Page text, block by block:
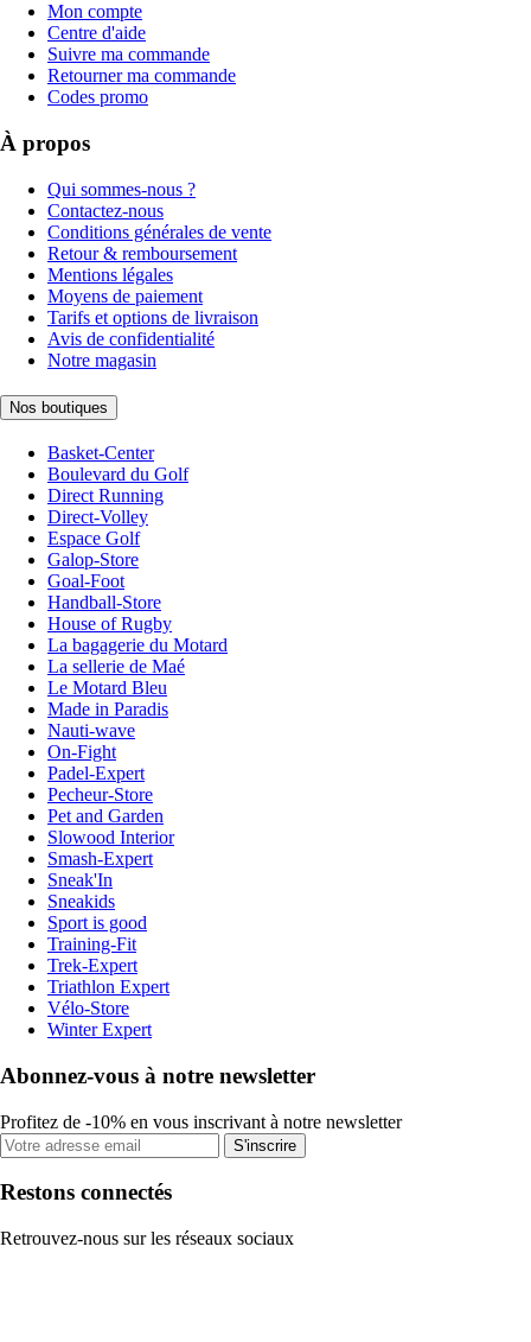
Mon compte
Centre d'aide
Suivre ma commande
Retourner ma commande
Codes promo
À propos
Qui sommes-nous ?
Contactez-nous
Conditions générales de vente
Retour & remboursement
Mentions légales
Moyens de paiement
Tarifs et options de livraison
Avis de confidentialité
Notre magasin
Nos boutiques
Basket-Center
Boulevard du Golf
Direct Running
Direct-Volley
Espace Golf
Galop-Store
Goal-Foot
Handball-Store
House of Rugby
La bagagerie du Motard
La sellerie de Maé
Le Motard Bleu
Made in Paradis
Nauti-wave
On-Fight
Padel-Expert
Pecheur-Store
Pet and Garden
Slowood Interior
Smash-Expert
Sneak'In
Sneakids
Sport is good
Training-Fit
Trek-Expert
Triathlon Expert
Vélo-Store
Winter Expert
Abonnez-vous à notre newsletter
Profitez de -10% en vous inscrivant à notre newsletter
S'inscrire
Restons connectés
Retrouvez-nous sur les réseaux sociaux